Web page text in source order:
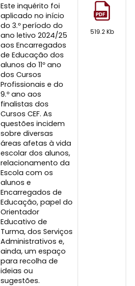
Este inquérito foi
aplicado no início
do 3.º período do
ano letivo 2024/25
aos Encarregados
de Educação dos
alunos do 11º ano
dos Cursos
Profissionais e do
9.º ano aos
finalistas dos
Cursos CEF. As
questões incidem
sobre diversas
áreas afetas à vida
escolar dos alunos,
relacionamento da
Escola com os
alunos e
Encarregados de
Educação, papel do
Orientador
Educativo de
Turma, dos Serviços
Administrativos e,
ainda, um espaço
para recolha de
ideias ou
sugestões.
519.2 Kb